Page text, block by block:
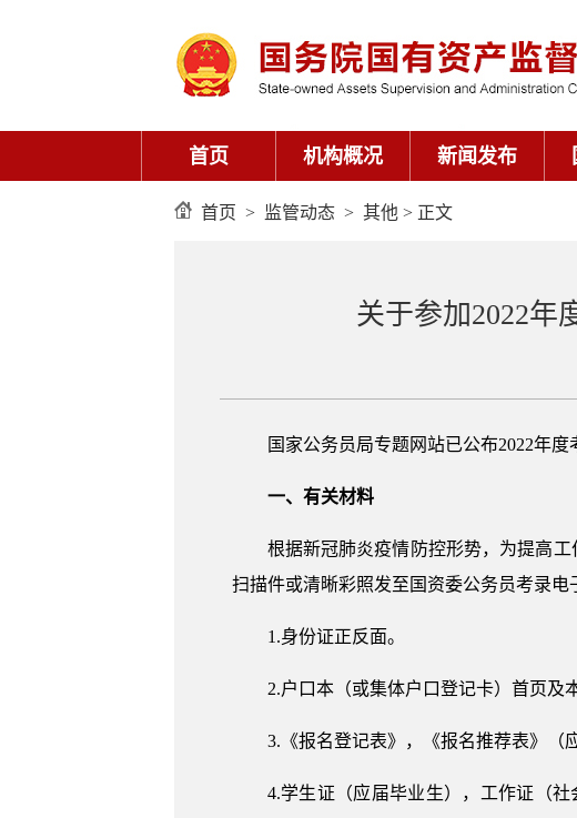
首页 机构概况 新闻发布
首页 > 监管动态 > 其他 > 正文
关于参加2022年
国家公务员局专题网站已公布2022年
一、有关材料
根据新冠肺炎疫情防控形势，为提高
扫描件或清晰彩照发至国资委公务员考录电
1.身份证正反面。
2.户口本（或集体户口登记卡）首页及
3.《报名登记表》，《报名推荐表》（
4.学生证（应届毕业生），工作证（